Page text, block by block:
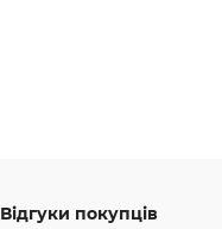
Відгуки покупців